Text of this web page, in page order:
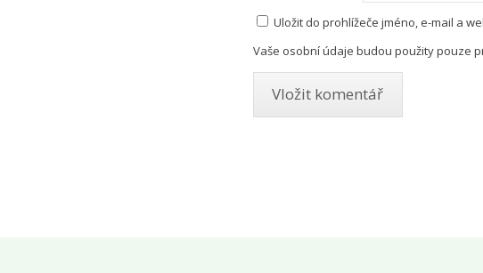
Uložit do prohlížeče jméno, e-mail a
Vaše osobní údaje budou použity pouze